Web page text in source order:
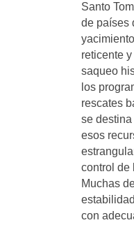
Santo
de países
reticente
saqueo
los
rescates
se
esos
control de
Muchas
con